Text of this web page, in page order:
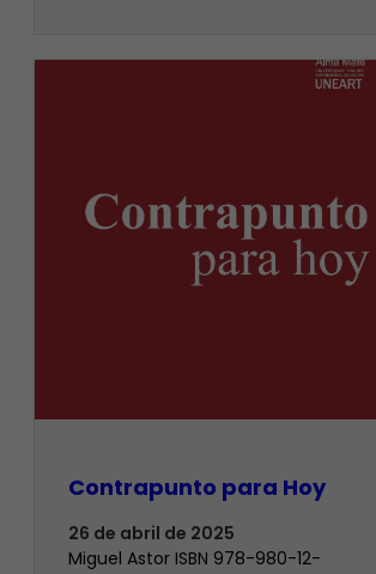
Contrapunto para Hoy
26 de abril de 2025
Miguel Astor ISBN 978-980-12-